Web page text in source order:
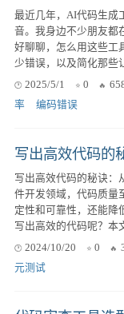
最近几年，AI代码生成
音。我身边不少朋友都
好聊聊，怎么用这些工
2025/5/1
0
率
编码错误
写出高效代码的秘诀：
件开发领域，代码质量
定性和可靠性，还能降
写出高效的代码呢？本
2024/10/20
0
元测试